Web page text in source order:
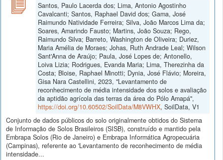
Santos, Paulo Lacerda dos; Lima, Antonio Agostinho
Cavalcanti; Santos, Raphael David dos; Gama, José
Raimundo Natividade Ferreira; Silva, João Marcos Lima da;
Soares, Amarindo Fausto; Martins, João Souza; Rego,
Raimundo Silva; Barreto, Washington de Oliveira; Duriez,
Maria Amélia de Moraes; Johas, Ruth Andrade Leal; Wilson
Sant'Anna de Araújo; Paula, José Lopes de; Antonello,
Loiva Lizia; Rodrigues, Evanda Maria; Lima, Therezinha da
Costa; Bloise, Raphael Minotti; Dynia, José Flávio; Moreira,
Gisa Nara Castellini, 2023, "Levantamento de
reconhecimento de média intensidade dos solos e avaliação
da aptidão agrícola das terras da área do Pólo Amapá",
https://doi.org/10.60502/SoilData/M8VWHX, SoilData, V1
Conjunto de dados públicos do solo originalmente obtidos do Sistema
de Informação de Solos Brasileiros (SISB), construído e mantido pela
Embrapa Solos (Rio de Janeiro) e Embrapa Informática Agropecuária
(Campinas), referente ao 'Levantamento de reconhecimento de média
intensidade...